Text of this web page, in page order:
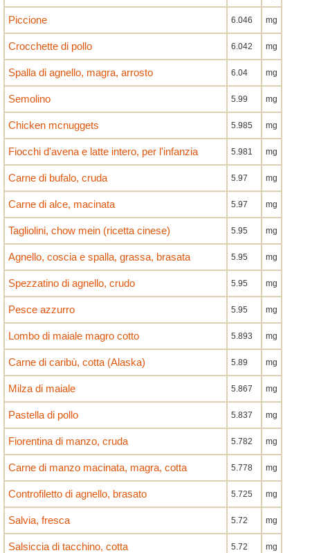
Piccione 6.046 mg
Crocchette di pollo 6.042 mg
Spalla di agnello, magra, arrosto 6.04 mg
Semolino 5.99 mg
Chicken mcnuggets 5.985 mg
Fiocchi d'avena e latte intero, per l'infanzia 5.981 mg
Carne di bufalo, cruda 5.97 mg
Carne di alce, macinata 5.97 mg
Tagliolini, chow mein (ricetta cinese) 5.95 mg
Agnello, coscia e spalla, grassa, brasata 5.95 mg
Spezzatino di agnello, crudo 5.95 mg
Pesce azzurro 5.95 mg
Lombo di maiale magro cotto 5.893 mg
Carne di caribù, cotta (Alaska) 5.89 mg
Milza di maiale 5.867 mg
Pastella di pollo 5.837 mg
Fiorentina di manzo, cruda 5.782 mg
Carne di manzo macinata, magra, cotta 5.778 mg
Controfiletto di agnello, brasato 5.725 mg
Salvia, fresca 5.72 mg
Salsiccia di tacchino, cotta 5.72 mg